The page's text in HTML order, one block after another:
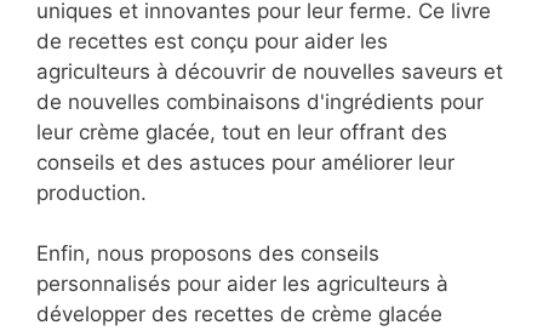
uniques et innovantes pour leur ferme. Ce livre
de recettes est conçu pour aider les
agriculteurs à découvrir de nouvelles saveurs et
de nouvelles combinaisons d'ingrédients pour
leur crème glacée, tout en leur offrant des
conseils et des astuces pour améliorer leur
production.
Enfin, nous proposons des conseils
personnalisés pour aider les agriculteurs à
développer des recettes de crème glacée